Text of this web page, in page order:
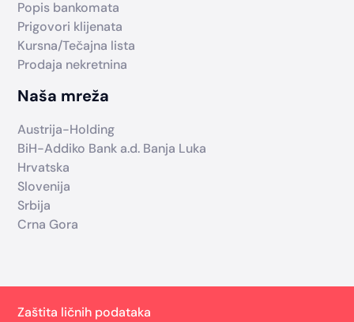
Popis bankomata
Prigovori klijenata
Kursna/Tečajna lista
Prodaja nekretnina
Naša mreža
Austrija-Holding
BiH-Addiko Bank a.d. Banja Luka
Hrvatska
Slovenija
Srbija
Crna Gora
Zaštita ličnih podataka